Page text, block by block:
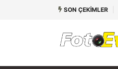
SON ÇEKIMLER